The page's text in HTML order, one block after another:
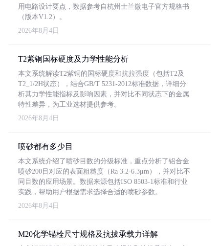
用电路设计要点，数据参考自杭州士兰微电子官方规格书
（版本V1.2）。
2026年8月4日
T2紫铜国标硬度及力学性能分析
本文系统解读T2紫铜的国标硬度和抗拉强度（包括T2及
T2_1/2H状态），结合GB/T 5231-2012标准数据，详细分
析其力学性能指标及影响因素，并对比不同状态下的金属
特性差异，为工业选材提供参考。
2026年8月4日
喷砂都有多少目
本文系统介绍了喷砂目数的分级标准，重点分析了铝合金
喷砂200目对应的表面粗糙度（Ra 3.2-6.3μm），并对比不
同目数的应用场景。数据来源包括ISO 8503-1标准和行业
实践，帮助用户根据需求选择合适的喷砂参数。
2026年8月4日
M20化学锚栓尺寸规格及抗拔承载力详解